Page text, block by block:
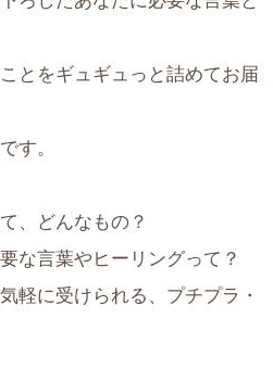
とをギュギュっと詰めてお届
す。
、どんなもの？
な言葉やヒーリングって？
軽に受けられる、プチプラ・